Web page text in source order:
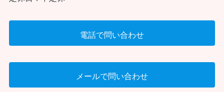
電話で問い合わせ
メールで問い合わせ